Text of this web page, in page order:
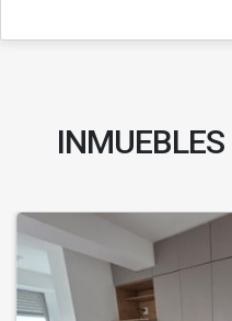
INMUEBLES